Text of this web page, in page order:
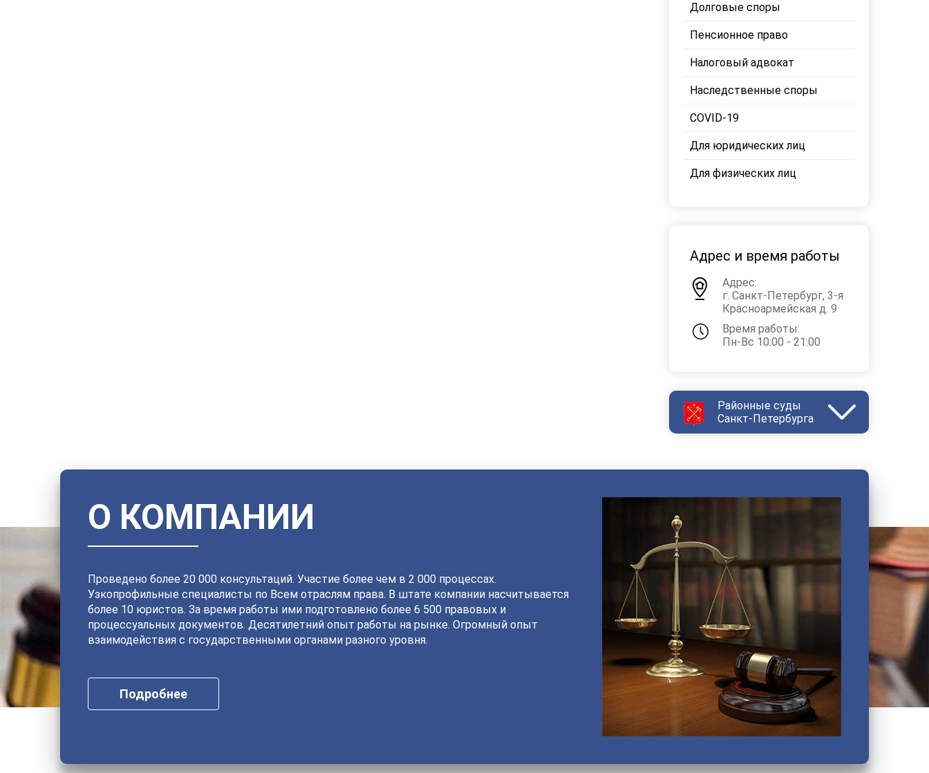
Долговые споры
Пенсионное право
Налоговый адвокат
Наследственные споры
COVID-19
Для юридических лиц
Для физических лиц
Адрес и время работы
Адрес:
г. Санкт-Петербург, 3-я
Красноармейская д. 9
Время работы:
Пн-Вс 10:00 - 21:00
Районные суды
Санкт-Петербурга
Калининский
Кировский
Колпинский
Красногвардейский
Ленинский
Октябрьский
Петроградский
Петродворцовый
Приморский
Пушкинский
Смольнинский
Фрунзенский
О КОМПАНИИ
Проведено более 20 000 консультаций. Участие более чем в 2 000 процессах.
Узкопрофильные специалисты по Всем отраслям права. В штате компании насчитывается
более 10 юристов. За время работы ими подготовлено более 6 500 правовых и
процессуальных документов. Десятилетний опыт работы на рынке. Огромный опыт
взаимодействия с государственными органами разного уровня.
Подробнее